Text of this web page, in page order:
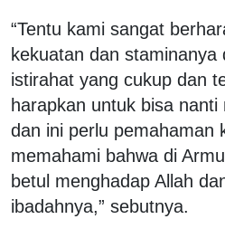
“Tentu kami sangat
kekuatan dan staminanya
istirahat yang cukup dan
harapkan untuk bisa
dan ini perlu pemahaman
memahami bahwa di
betul menghadap Allah
ibadahnya,” sebutnya.